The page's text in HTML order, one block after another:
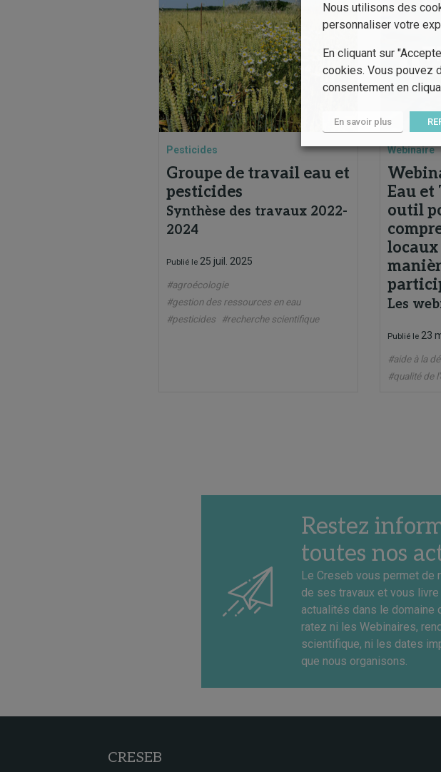
Pesticides
Groupe de travail eau et
pesticides
Synthèse des travaux 2022-
2024
Publié le 25 juil. 2025
#agroécologie
#gestion des ressources en eau
#pesticides
#recherche scientifique
Webinaire
Eau et
outil
locaux
Les
Publié le 23
#aide à la
#qualité de
Restez
toutes nos
Le Creseb vous permet de
de ses travaux et vous
actualités dans le domaine
ratez ni les Webinaires,
scientifique, ni les dates
que nous organisons.
CRESEB
Nous utilisons des
personnaliser votre
En cliquant sur
cookies. Vous pouvez
consentement en
En savoir plus